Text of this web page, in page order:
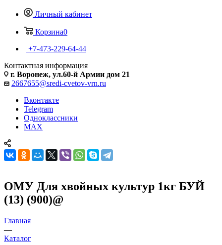
Личный кабинет
Корзина0
+7-473-229-64-44
Контактная информация
г. Воронеж, ул.60-й Армии дом 21
2667655@sredi-cvetov-vrn.ru
Вконтакте
Telegram
Одноклассники
MAX
ОМУ Для хвойных культур 1кг БУЙ
(13) (900)@
Главная
—
Каталог